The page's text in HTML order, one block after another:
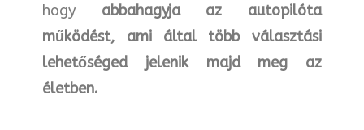
hogy abbahagyja az autopilóta
működést, ami által több választási
lehetőséged jelenik majd meg az
életben.